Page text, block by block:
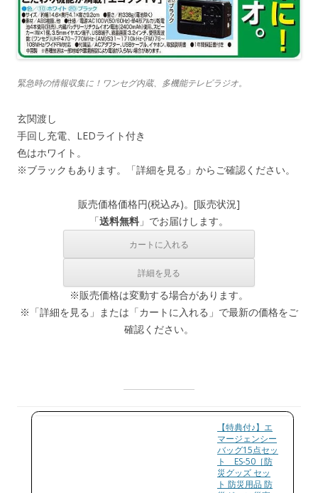
緊急時の情報収集に！ワンセグ内蔵、多機能テレビラジオ。
玄関渡し
手回し充電、LEDライト付き
色はホワイト。
※ブラックもあります。「詳細を見る」からご確認ください。
販売価格価格円(税込み)。[販売状況]
「送料無料 」でお届けします。
※販売価格は変動する場合があります。
※「詳細を見る」または「カートに入れる」で最新の価格をご
確認ください。
【特典付♪】エ
マージェンシー
バッグ15点セッ
ト ES-50［防
災グッズ セッ
ト 防災用品 防